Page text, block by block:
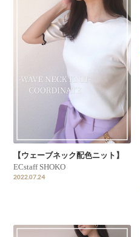
【ウェーブネック配色ニット】
ECstaff SHOKO
2022.07.24